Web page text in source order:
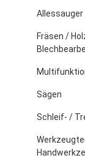
Fräsen /
Sägen
Schleif- /